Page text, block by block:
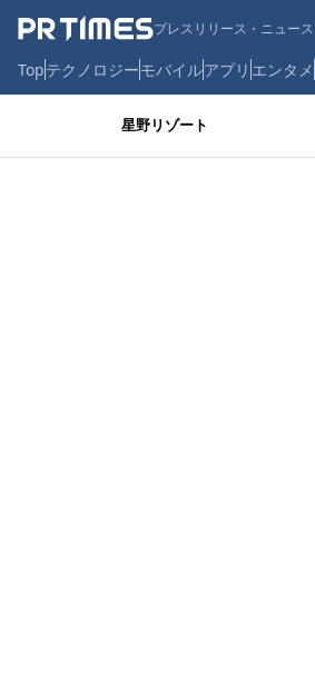
プレスリリース・ニュー
Topテクノロジーモバイルアプリ エンタメ
星野リゾート